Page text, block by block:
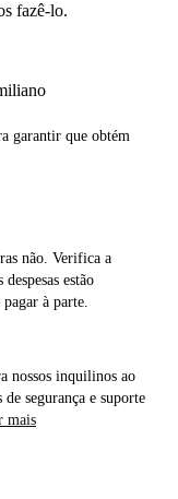
fazê-lo.
garantir que obtém
não. Verifica a
estão
à parte.
nossos inquilinos ao
de segurança e suporte
mais